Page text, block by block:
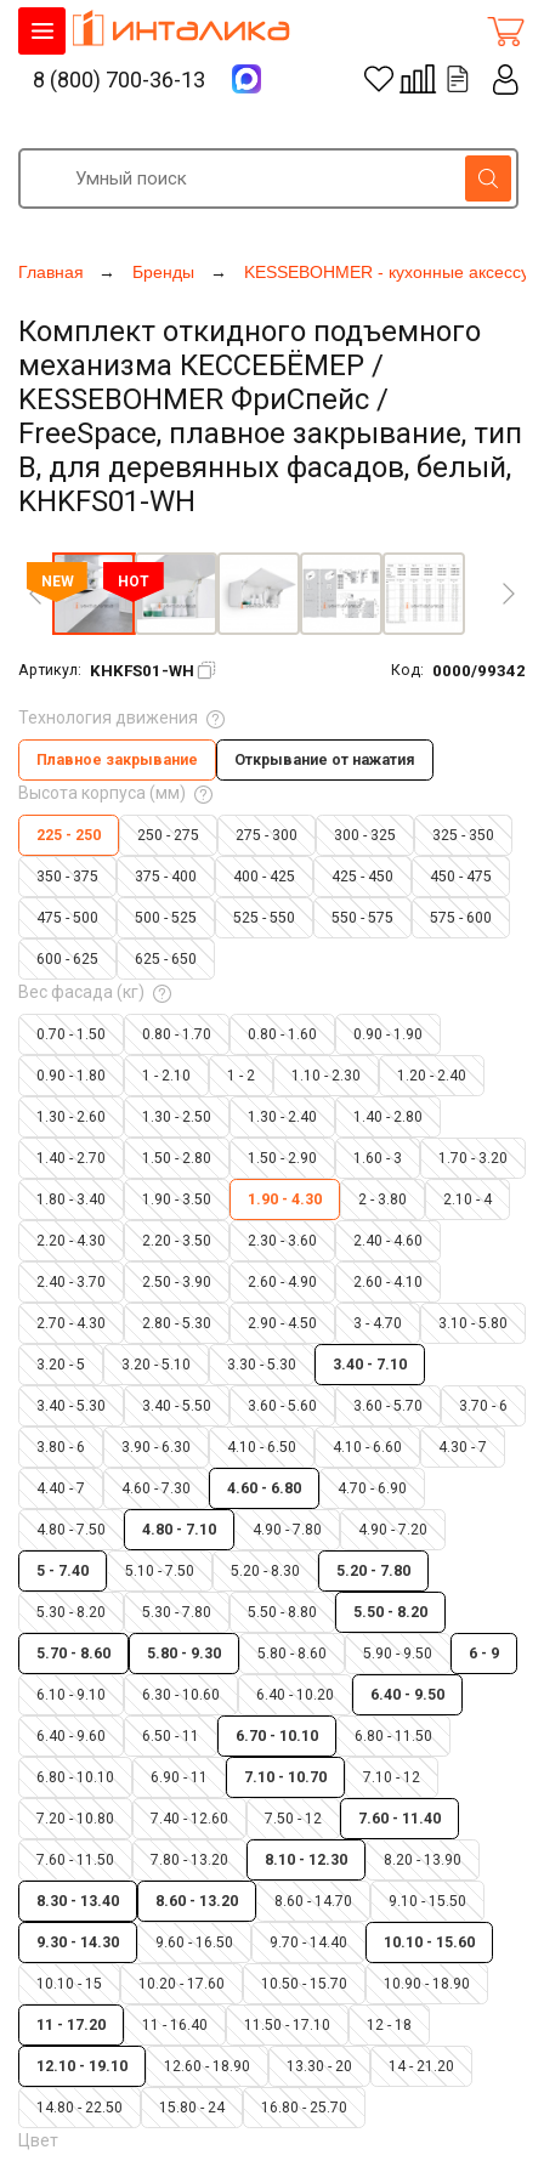
Главная Бренды KESSEBOHMER - кухонные
Комплект откидного подъемного
механизма КЕССЕБЁМЕР /
KESSEBOHMER ФриСпейс /
FreeSpace, плавное закрывание, тип
B, для деревянных фасадов, белый,
KHKFS01-WH
NEW HOT
Артикул: KHKFS01-WH Код: 0000/99342
Технология движения
Плавное закрывание Открывание от нажатия
Высота корпуса (мм)
225 - 250 250 - 275 275 - 300 300 - 325 325 - 350
350 - 375 375 - 400 400 - 425 425 - 450 450 - 475
475 - 500 500 - 525 525 - 550 550 - 575 575 - 600
600 - 625 625 - 650
Вес фасада (кг)
0.70 - 1.50 0.80 - 1.70 0.80 - 1.60 0.90 - 1.90
0.90 - 1.80 1 - 2.10 1 - 2 1.10 - 2.30 1.20 - 2.40
1.30 - 2.60 1.30 - 2.50 1.30 - 2.40 1.40 - 2.80
1.40 - 2.70 1.50 - 2.80 1.50 - 2.90 1.60 - 3 1.70 - 3.20
1.80 - 3.40 1.90 - 3.50 1.90 - 4.30 2 - 3.80 2.10 - 4
2.20 - 4.30 2.20 - 3.50 2.30 - 3.60 2.40 - 4.60
2.40 - 3.70 2.50 - 3.90 2.60 - 4.90 2.60 - 4.10
2.70 - 4.30 2.80 - 5.30 2.90 - 4.50 3 - 4.70 3.10 - 5.80
3.20 - 5 3.20 - 5.10 3.30 - 5.30 3.40 - 7.10
3.40 - 5.30 3.40 - 5.50 3.60 - 5.60 3.60 - 5.70 3.70 - 6
3.80 - 6 3.90 - 6.30 4.10 - 6.50 4.10 - 6.60 4.30 - 7
4.40 - 7 4.60 - 7.30 4.60 - 6.80 4.70 - 6.90
4.80 - 7.50 4.80 - 7.10 4.90 - 7.80 4.90 - 7.20
5 - 7.40 5.10 - 7.50 5.20 - 8.30 5.20 - 7.80
5.30 - 8.20 5.30 - 7.80 5.50 - 8.80 5.50 - 8.20
5.70 - 8.60 5.80 - 9.30 5.80 - 8.60 5.90 - 9.50 6 - 9
6.10 - 9.10 6.30 - 10.60 6.40 - 10.20 6.40 - 9.50
6.40 - 9.60 6.50 - 11 6.70 - 10.10 6.80 - 11.50
6.80 - 10.10 6.90 - 11 7.10 - 10.70 7.10 - 12
7.20 - 10.80 7.40 - 12.60 7.50 - 12 7.60 - 11.40
7.60 - 11.50 7.80 - 13.20 8.10 - 12.30 8.20 - 13.90
8.30 - 13.40 8.60 - 13.20 8.60 - 14.70 9.10 - 15.50
9.30 - 14.30 9.60 - 16.50 9.70 - 14.40 10.10 - 15.60
10.10 - 15 10.20 - 17.60 10.50 - 15.70 10.90 - 18.90
11 - 17.20 11 - 16.40 11.50 - 17.10 12 - 18
12.10 - 19.10 12.60 - 18.90 13.30 - 20 14 - 21.20
14.80 - 22.50 15.80 - 24 16.80 - 25.70
Цвет
8 (800) 700-36-13